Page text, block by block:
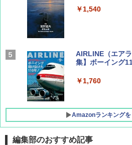
￥1,540
AIRLINE（エア
集】ボーイング
￥1,760
Amazonランキングを
編集部のおすすめ記事